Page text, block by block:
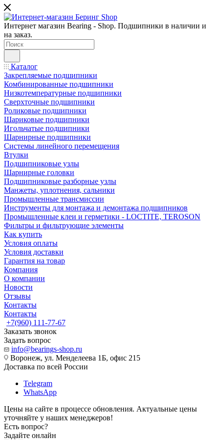
Интернет магазин Bearing - Shop. Подшипники в наличии и
на заказ.
Каталог
Закрепляемые подшипники
Комбинированные подшипники
Низкотемпературные подшипники
Сверхточные подшипники
Роликовые подшипники
Шариковые подшипники
Игольчатые подшипники
Шарнирные подшипники
Системы линейного перемещения
Втулки
Подшипниковые узлы
Шарнирные головки
Подшипниковые разборные узлы
Манжеты, уплотнения, сальники
Промышленные трансмиссии
Инструменты для монтажа и демонтажа подшипников
Промышленные клеи и герметики - LOCTITE, TEROSON
Фильтры и фильтрующие элементы
Как купить
Условия оплаты
Условия доставки
Гарантия на товар
Компания
О компании
Новости
Отзывы
Контакты
Контакты
+7(960) 111-77-67
Заказать звонок
Задать вопрос
info@bearings-shop.ru
Воронеж, ул. Менделеева 1Б, офис 215
Доставка по всей России
Telegram
WhatsApp
Цены на сайте в процессе обновления. Актуальные цены
уточняйте у наших менеджеров!
Есть вопрос?
Задайте онлайн